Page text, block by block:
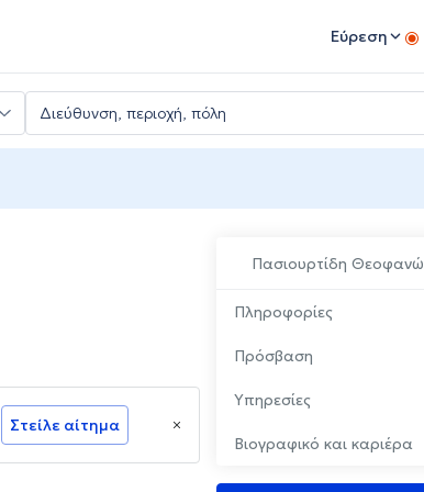
Εύρεση
Πασιουρτίδη Θεοφανώ
Πληροφορίες
Πρόσβαση
Υπηρεσίες
Βιογραφικό και καριέρα
Στείλε αίτημα